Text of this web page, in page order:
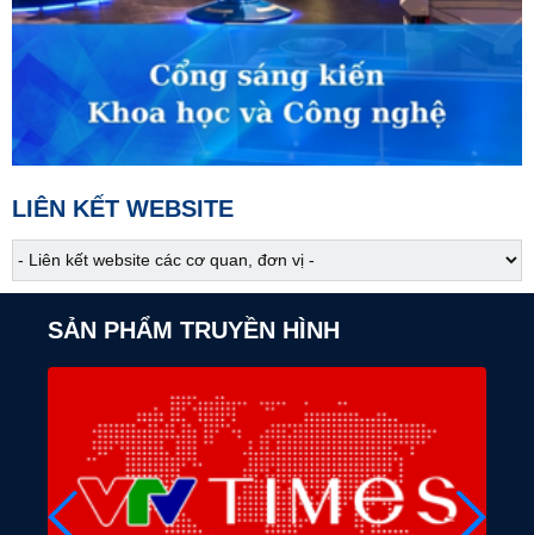
04:15
Phim truyện
Người một nhà - Tập 4
05:05
S - Việt Nam
Đặc sản ở Thượng Minh, Thái Nguyên
05:10
Cựu chiến binh Việt Nam
05:30 Chào buổi sáng
07:00 Tài chính - Kinh doanh
Nẻo về nguồn cội
Tín ngưỡng nông nghiệp của người Thái
07:45
Sắc màu các dân tộc
Bền bỉ lửa nghề
LIÊN KẾT WEBSITE
SẢN PHẨM TRUYỀN HÌNH